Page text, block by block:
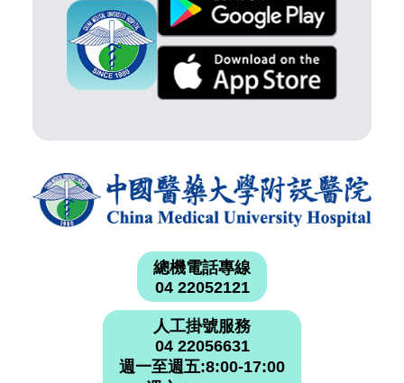
總機電話專線
04 22052121
人工掛號服務
04 22056631
週一至週五:8:00-17:00